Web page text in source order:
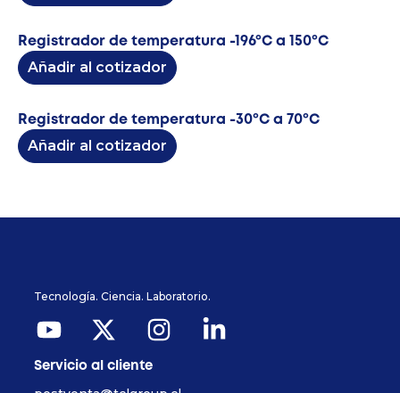
Registrador de temperatura -196ºC a 150ºC
Añadir al cotizador
Registrador de temperatura -30ºC a 70ºC
Añadir al cotizador
Tecnología. Ciencia. Laboratorio.
Servicio al cliente